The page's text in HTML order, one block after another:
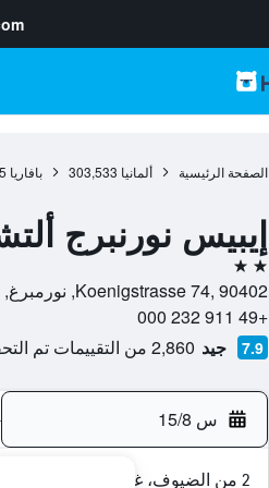
الصفحة الرئيسية ألمانيا 303,533 بافاريا
إيبيس نورنبرج
2 نجمتين
Koenigstrasse 74, 90402, نورمبرغ, بافاريا, ألمانيا
+49 911 232 000
7.9 جيد 2,860 من التقييمات تم التحقق منها
س 15/8
2 من الضيوف، غرفة واحدة